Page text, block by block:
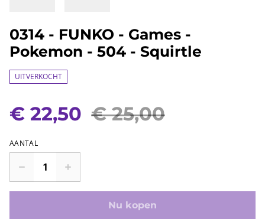
0314 - FUNKO - Games -
Pokemon - 504 - Squirtle
UITVERKOCHT
€ 22,50 € 25,00
AANTAL
Nu kopen